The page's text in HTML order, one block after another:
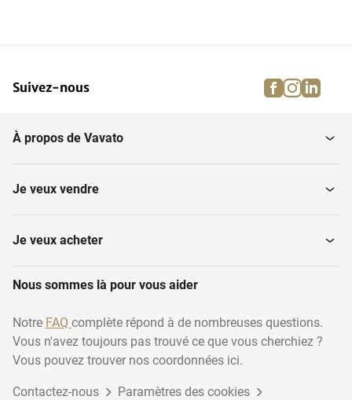
Suivez-nous facebook
À propos de Vavato
Je veux vendre
Je veux acheter
Nous sommes là pour vous aider
Notre FAQ complète répond à de nombreuses questions.
Vous n'avez toujours pas trouvé ce que vous cherchiez ?
Vous pouvez trouver nos coordonnées ici.
Contactez-nous Paramètres des cookies